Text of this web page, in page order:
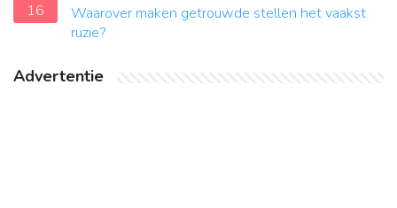
16
Waarover maken getrouwde stellen het vaakst
ruzie?
Advertentie